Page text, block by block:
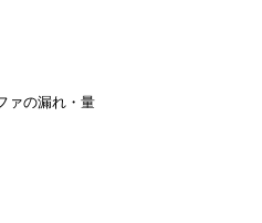
ァの漏れ・量